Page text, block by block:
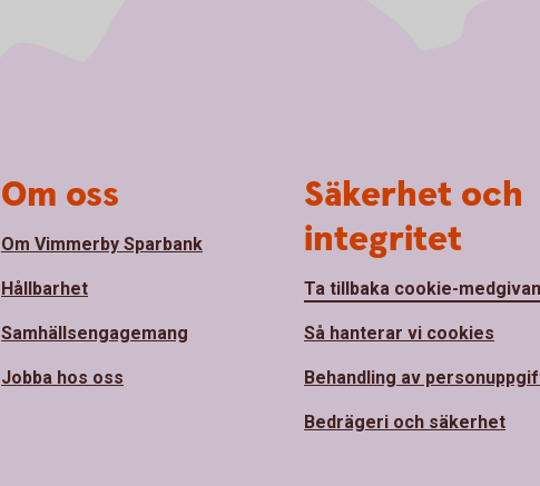
Om oss
Om Vimmerby Sparbank
Hållbarhet
Samhällsengagemang
Jobba hos oss
Säkerhet och
integritet
Ta tillbaka cookie-
Så hanterar vi cookies
Behandling av
Bedrägeri och säkerhet